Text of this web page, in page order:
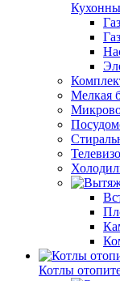
Мелкая
Котлы